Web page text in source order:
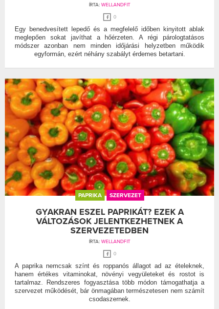
ÍRTA: WELLANDFIT
0
Egy benedvesített lepedő és a megfelelő időben kinyitott ablak
meglepően sokat javíthat a hőérzeten. A régi párologtatásos
módszer azonban nem minden időjárási helyzetben működik
egyformán, ezért néhány szabályt érdemes betartani.
PAPRIKA SZERVEZET
GYAKRAN ESZEL PAPRIKÁT? EZEK A
VÁLTOZÁSOK JELENTKEZHETNEK A
SZERVEZETEDBEN
ÍRTA: WELLANDFIT
0
A paprika nemcsak színt és roppanós állagot ad az ételeknek,
hanem értékes vitaminokat, növényi vegyületeket és rostot is
tartalmaz. Rendszeres fogyasztása több módon támogathatja a
szervezet működését, bár önmagában természetesen nem számít
csodaszernek.